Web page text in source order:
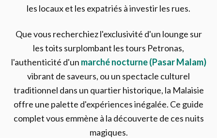
les locaux et les expatriés à investir les rues.
Que vous recherchiez l'exclusivité d'un lounge sur
les toits surplombant les tours Petronas,
l'authenticité d'un marché nocturne (Pasar Malam)
vibrant de saveurs, ou un spectacle culturel
traditionnel dans un quartier historique, la Malaisie
offre une palette d'expériences inégalée. Ce guide
complet vous emmène à la découverte de ces nuits
magiques.